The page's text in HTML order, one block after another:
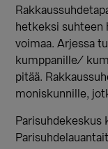
hetkeksi suhteen
voimaa. Arjessa
kumppanille/
pitää.
moniskunnille,
Parisuhdekeskus